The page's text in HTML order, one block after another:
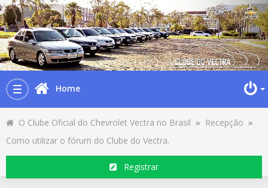
Toggle
navigation
Home
O Clube Oficial do Chevrolet Vectra no Brasil » Recepção »
Como utilizar o fórum do Clube do Vectra.
Registrar